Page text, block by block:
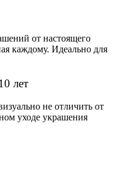
от настоящего
каждому. Идеально для
лет
не отличить от
уходе украшения